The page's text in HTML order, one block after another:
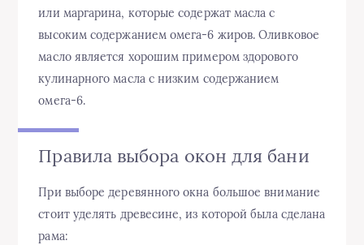
или маргарина, которые содержат масла с
высоким содержанием омега-6 жиров. Оливковое
масло является хорошим примером здорового
кулинарного масла с низким содержанием
омега-6.
Правила выбора окон для бани
При выборе деревянного окна большое внимание
стоит уделять древесине, из которой была сделана
рама: